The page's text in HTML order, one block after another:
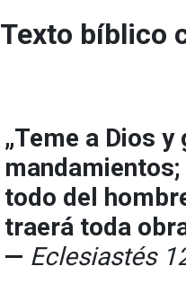
Texto bíblico
„Teme a Dios y
todo del
traerá toda
— Eclesiastés